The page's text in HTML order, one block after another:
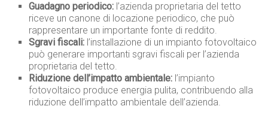
Guadagno periodico: l’azienda proprietaria del tetto
riceve un canone di locazione periodico, che può
rappresentare un importante fonte di reddito.
Sgravi fiscali: l’installazione di un impianto fotovoltaico
può generare importanti sgravi fiscali per l’azienda
proprietaria del tetto.
Riduzione dell’impatto ambientale: l’impianto
fotovoltaico produce energia pulita, contribuendo alla
riduzione dell’impatto ambientale dell’azienda.